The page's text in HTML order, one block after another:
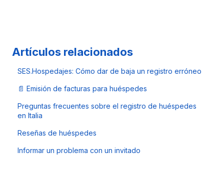
Artículos relacionados
SES.Hospedajes: Cómo dar de baja un registro erróneo
📄 Emisión de facturas para huéspedes
Preguntas frecuentes sobre el registro de huéspedes
en Italia
Reseñas de huéspedes
Informar un problema con un invitado